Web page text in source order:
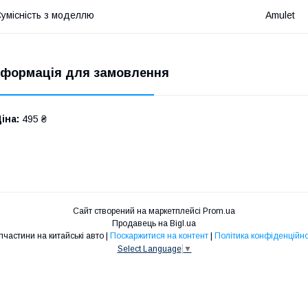
з моделлю Amulet
для замовлення
495 ₴
Сайт створений на маркетплейсі Prom.ua
Продавець на Bigl.ua
Запчастини на китайські авто | Поскаржитися на контент | Політика
Select Language ▼